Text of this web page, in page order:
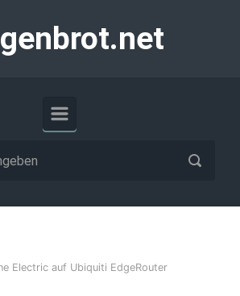
Electric auf Ubiquiti EdgeRouter